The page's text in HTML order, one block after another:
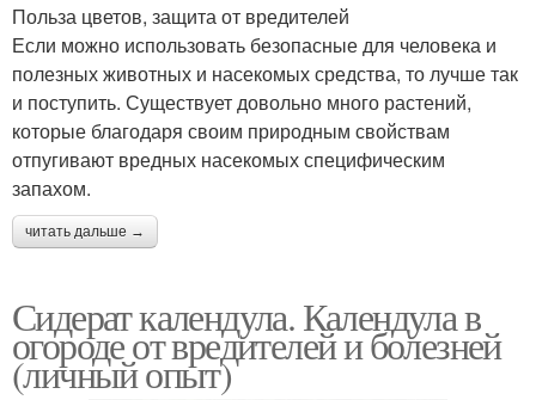
Польза цветов, защита от вредителей
Если можно использовать безопасные для человека и
полезных животных и насекомых средства, то лучше так
и поступить. Существует довольно много растений,
которые благодаря своим природным свойствам
отпугивают вредных насекомых специфическим
запахом.
читать дальше →
Сидерат календула. Календула в
огороде от вредителей и болезней
(личный опыт)